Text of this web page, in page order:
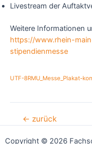
Livestream der
Weitere Informationen
https://www.rhein-
stipendienmesse
UTF-8RMU_Messe_Plakat-
Beitragsnavigation
← zurück
Copyright © 2026